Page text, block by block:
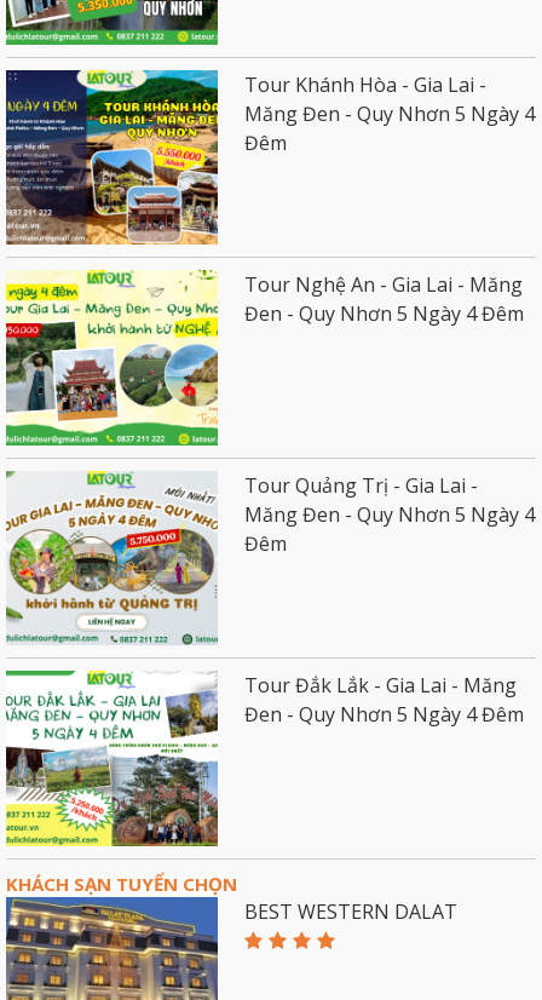
Tour Khánh Hòa - Gia Lai -
Măng Đen - Quy Nhơn 5 Ngày 4
Đêm
Tour Nghệ An - Gia Lai - Măng
Đen - Quy Nhơn 5 Ngày 4 Đêm
Tour Quảng Trị - Gia Lai -
Măng Đen - Quy Nhơn 5 Ngày 4
Đêm
Tour Đắk Lắk - Gia Lai - Măng
Đen - Quy Nhơn 5 Ngày 4 Đêm
KHÁCH SẠN TUYỂN CHỌN
BEST WESTERN DALAT